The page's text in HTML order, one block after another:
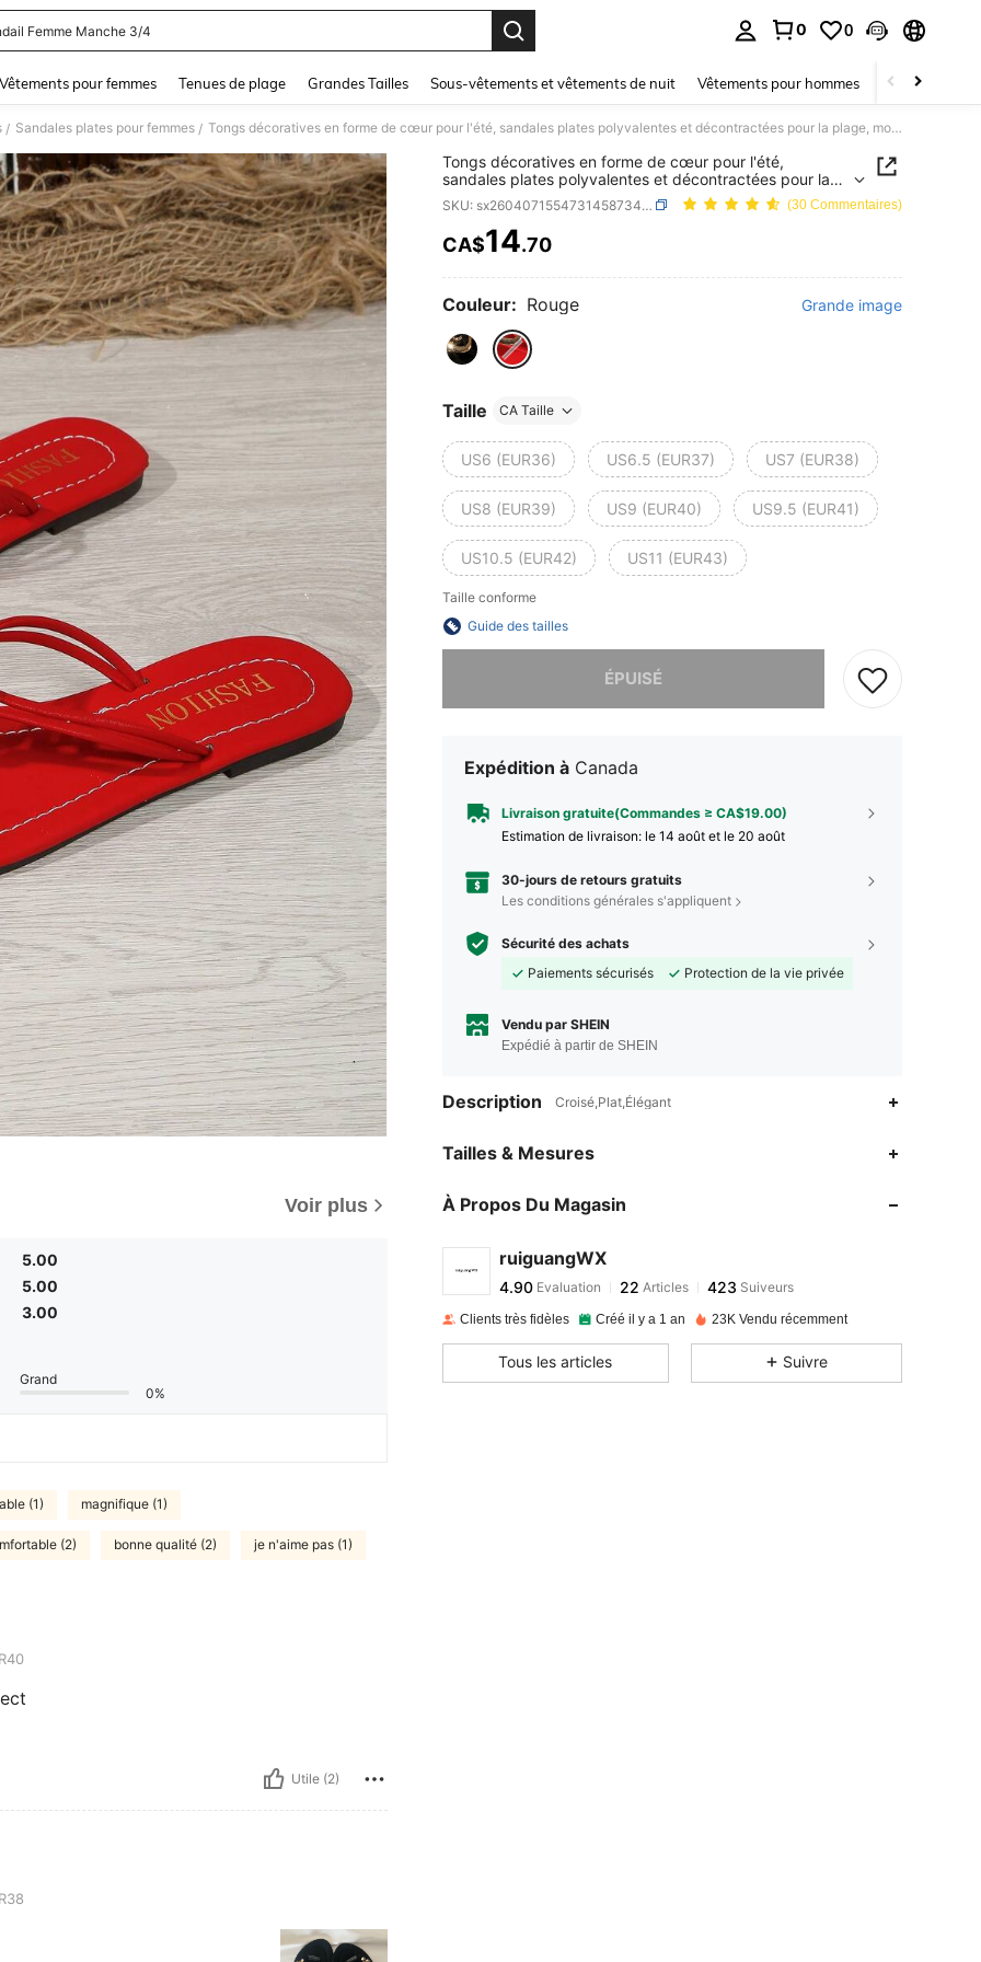
Femme Manche 3/4
0 0
Vêtements pour femmes Tenues de plage Grandes Tailles Sous-vêtements et vêtements de nuit Vêtements pour hommes Enfants
/ Sandales plates pour femmes / Tongs décoratives en forme de cœur pour l'été, sandales plates polyvalentes et décontractées pour la plage, mode élégante de villégiature, sangle croisée en PU décontractée pour la plage, les vacances et la maison
Voir plus
5.00
5.00
3.00
Grand
0%
(1) magnifique (1)
(2) bonne qualité (2) je n'aime pas (1)
Utile (2)
Tongs décoratives en forme de cœur pour l'été,
sandales plates polyvalentes et décontractées pour la
plage, mode élégante de villégiature, sangle croisée en
PU décontractée pour la plage, les vacances et la
maison
SKU: sx260407155473145873480 (30 Commentaires)
PRICE AND AVAILABILITY
CA$14.70
Couleur: Rouge Grande image
Taille CA Taille
US6 (EUR36) US6.5 (EUR37) US7 (EUR38)
US8 (EUR39) US9 (EUR40) US9.5 (EUR41)
US10.5 (EUR42) US11 (EUR43)
Taille conforme
Guide des tailles
ÉPUISÉ
Expédition à Canada
Livraison gratuite(Commandes ≥ CA$19.00)
Estimation de livraison: le 14 août et le 20 août
30-jours de retours gratuits
Les conditions générales s'appliquent
Sécurité des achats
Paiements sécurisés
Protection de la vie privée
Vendu par SHEIN
Expédié à partir de SHEIN
Description Croisé,Plat,Élégant
Tailles & Mesures
À Propos Du Magasin
ruiguangWX
4.90 22
4.90 Evaluation
m***npayéIl y a 1 jour
Clients très fidèles Créé il y a 1 an 23K Vendu récemment
Tous les articles Suivre